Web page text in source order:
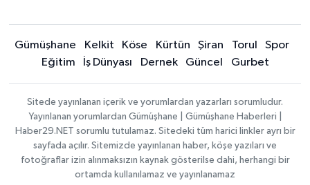
Gümüşhane Kelkit Köse Kürtün Şiran Torul
Spor
Eğitim
İş Dünyası Dernek Güncel Gurbet
Sitede yayınlanan içerik ve yorumlardan yazarları sorumludur.
Yayınlanan yorumlardan Gümüşhane | Gümüşhane Haberleri |
Haber29.NET sorumlu tutulamaz. Sitedeki tüm harici linkler ayrı bir
sayfada açılır. Sitemizde yayınlanan haber, köşe yazıları ve
fotoğraflar izin alınmaksızın kaynak gösterilse dahi, herhangi bir
ortamda kullanılamaz ve yayınlanamaz